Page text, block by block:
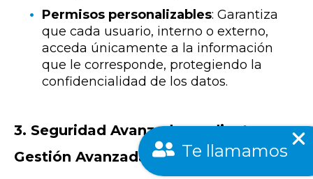
Permisos personalizables: Garantiza
que cada usuario, interno o externo,
acceda únicamente a la información
que le corresponde, protegiendo la
confidencialidad de los datos.
3. Seguridad Avanzada mediante
Gestión Avanzada de Permisos
Te llamamos